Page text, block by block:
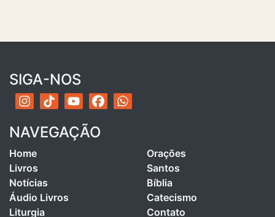
SIGA-NOS
NAVEGAÇÃO
Home
Livros
Notícias
Áudio Livros
Liturgia
Orações
Santos
Bíblia
Catecismo
Contato